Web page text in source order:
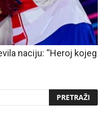
naciju: “Heroj kojeg